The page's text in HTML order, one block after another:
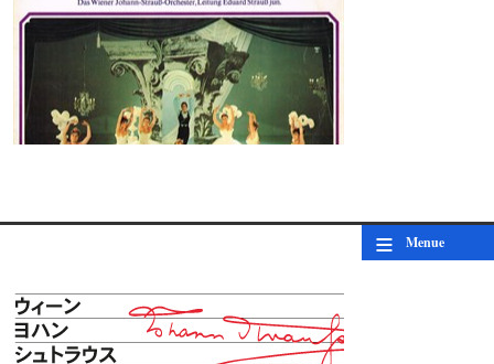
≡ Menue